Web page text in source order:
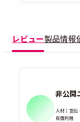
レビュー製品情報
非公開
人材｜宣伝
有償利用